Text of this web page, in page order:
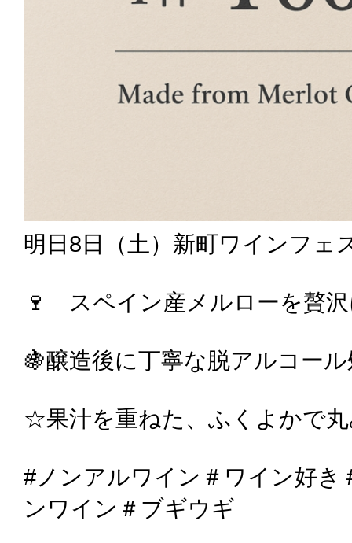
明日8日（土）新町ワインフェ
🍷 スペイン産メルローを贅
🍇醸造後に丁寧な脱アルコー
☆果汁を重ねた、ふくよかで
#ノンアルワイン＃ワイン好き
ンワイン＃ブギウギ